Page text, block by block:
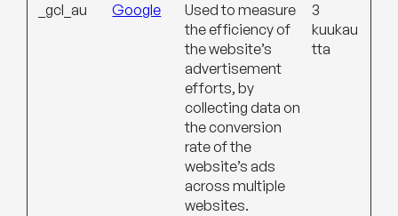
_gcl_au Google
Used to measure
the efficiency of
the website’s
advertisement
efforts, by
collecting data on
the conversion
rate of the
website’s ads
across multiple
websites.
3
kuukau
tta